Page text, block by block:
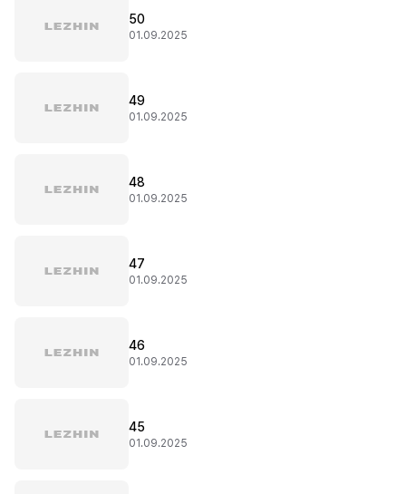
50
01.09.2025
49
01.09.2025
48
01.09.2025
47
01.09.2025
46
01.09.2025
45
01.09.2025